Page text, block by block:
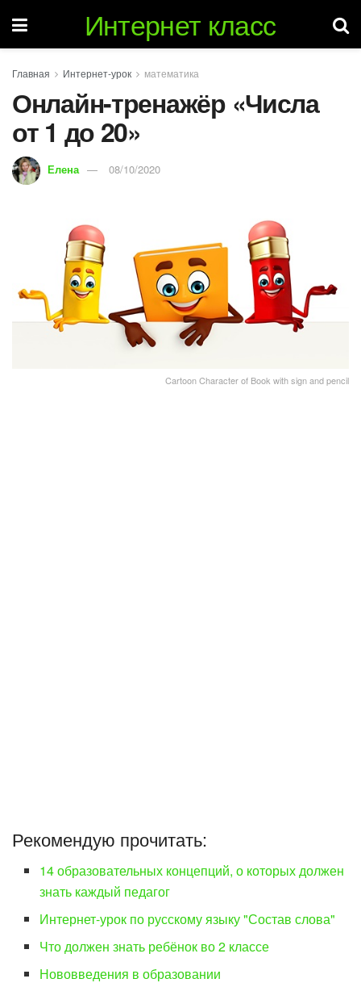
Интернет класс
Главная Интернет-урок математика
Онлайн-тренажёр «Числа
от 1 до 20»
Елена 08/10/2020
Cartoon Character of Book with sign and pencil
Рекомендую прочитать:
14 образовательных концепций, о которых должен
знать каждый педагог
Интернет-урок по русскому языку "Состав слова"
Что должен знать ребёнок во 2 классе
Нововведения в образовании